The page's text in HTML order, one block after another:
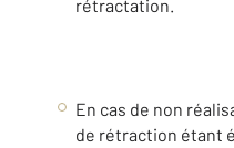
rétractation.
En cas de non
de rétraction étant